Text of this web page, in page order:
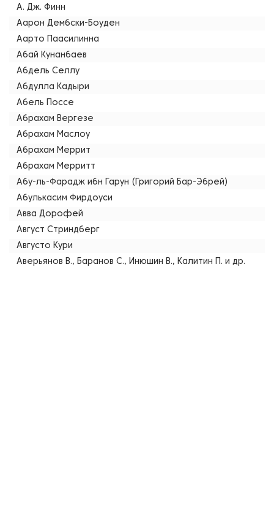
А. Дж. Финн
Аарон Дембски-Боуден
Аарто Паасилинна
Абай Кунанбаев
Абдель Селлу
Абдулла Кадыри
Абель Поссе
Абрахам Вергезе
Абрахам Маслоу
Абрахам Меррит
Абрахам Мерритт
Абу-ль-Фарадж ибн Гарун (Григорий Бар-Эбрей)
Абулькасим Фирдоуси
Авва Дорофей
Август Стриндберг
Августо Кури
Аверьянов В., Баранов С., Инюшин В., Калитин П. и др.